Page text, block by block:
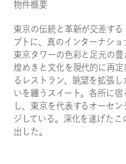
CONTA
個人の方のお問い合わせ
物件概要
東京の伝統と革新が交差す
プトに、真のインターナショ
東京タワーの色彩と足元の
煌めきと文化を現代的に再
るレストラン、眺望を拡張
いを纏うスイート。各所に
し、東京を代表するオーセ
ジしている。深化を遂げた
出した。